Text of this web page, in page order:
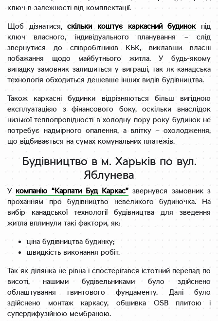
ключ в залежності від комплектації.
Щоб дізнатися,скільки коштує каркасний будинокпід
ключ власного, індивідуального планування – слід
звернутися до співробітників КБК, виклавши власні
побажання щодо майбутнього житла. У будь-якому
випадку замовник залишиться у виграші, так як канадська
технологія обходиться дешевше інших видів будівництва.
Також каркасні будинки відрізняються більш вигідною
експлуатацією з фінансового боку, оскільки внаслідок
низької теплопровідності в холодну пору року будинок не
потребує надмірного опалення, а влітку – охолодження,
що відбивається на сумах комунальних платежів.
Будівництво в м. Харьків по вул.
Яблунева
У компанію “Карпати Буд Каркас” звернувся замовник з
проханням про будівництво невеликого будиночка. На
вибір канадської технології будівництва для зведення
житла вплинули такі фактори, як:
ціна будівництва будинку;
швидкість виконання робіт.
Так як ділянка не рівна і спостерігався істотний перепад по
висоті, нашими будівельниками було здійснено
облаштування гвинтового фундаменту. Далі було
здійснено монтаж каркасу, обшивка ОSB плитою і
супердифузійною мембраною.